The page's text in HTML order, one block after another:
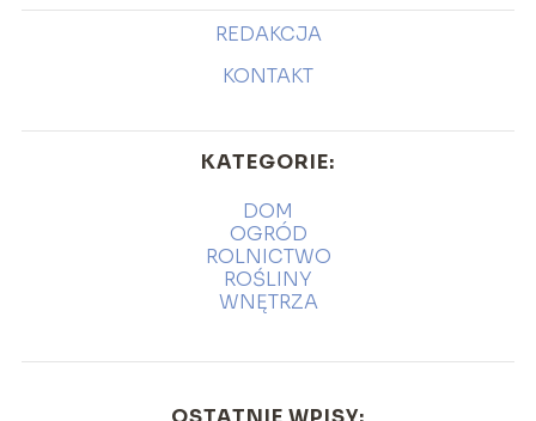
REDAKCJA
KONTAKT
KATEGORIE:
DOM
OGRÓD
ROLNICTWO
ROŚLINY
WNĘTRZA